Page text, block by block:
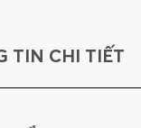
TIN CHI TIẾT